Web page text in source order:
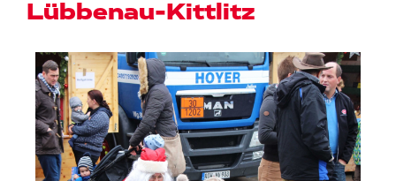
Lübbenau-Kittlitz